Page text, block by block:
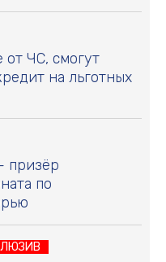
ЧС, смогут
на льготных
призёр
по